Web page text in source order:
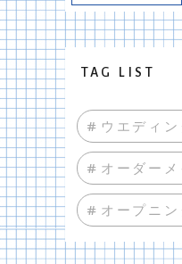
TAG LIST
#ウエディン
#オーダーメ
#オープニン